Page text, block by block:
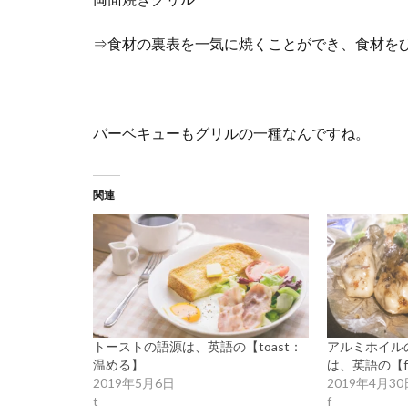
⇒食材の裏表を一気に焼くことができ、食材を
バーベキューもグリルの一種なんですね。
関連
トーストの語源は、英語の【toast：
温める】
2019年5月6日
t
アルミホイル
は、英語の【
2019年4月30
f